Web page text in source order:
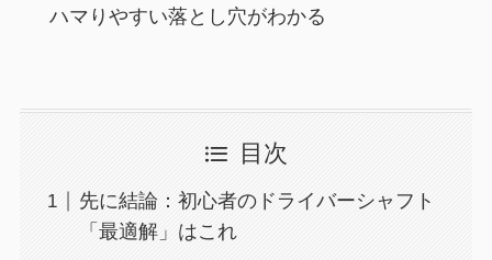
ハマりやすい落とし穴がわかる
目次
先に結論：初心者のドライバーシャフト
「最適解」はこれ